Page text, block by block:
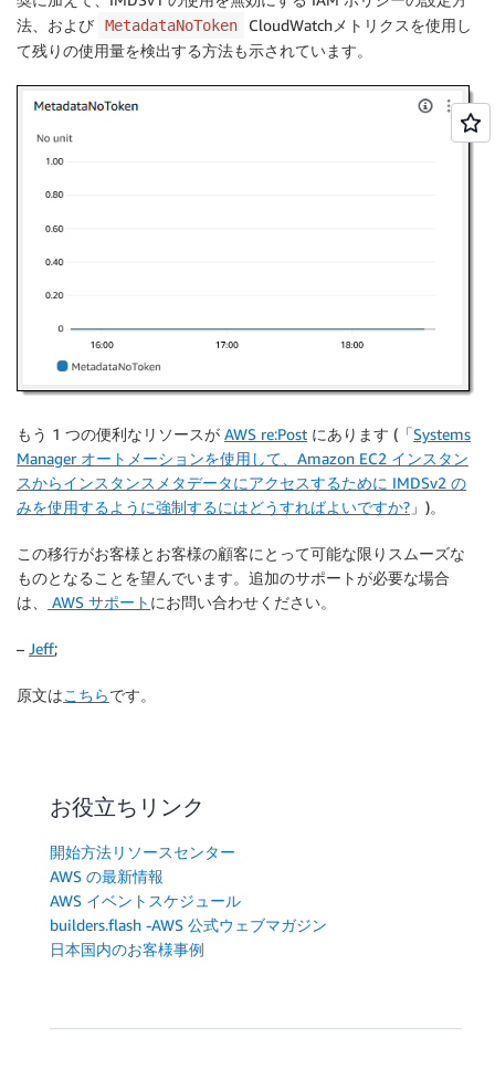
法、および
MetadataNoToken
CloudWatchメトリクスを使用し
て残りの使用量を検出する方法も示されています。
もう 1 つの便利なリソースが AWS re:Post にあります (「Systems
Manager オートメーションを使用して、Amazon EC2 インスタン
スからインスタンスメタデータにアクセスするために IMDSv2 の
みを使用するように強制するにはどうすればよいですか? 」)。
この移行がお客様とお客様の顧客にとって可能な限りスムーズな
ものとなることを望んでいます。追加のサポートが必要な場合
は、
AWS サポート にお問い合わせください。
– Jeff;
原文はこちらです。
お役立ちリンク
開始方法リソースセンター
AWS の最新情報
AWS イベントスケジュール
builders.flash -AWS 公式ウェブマガジン
日本国内のお客様事例